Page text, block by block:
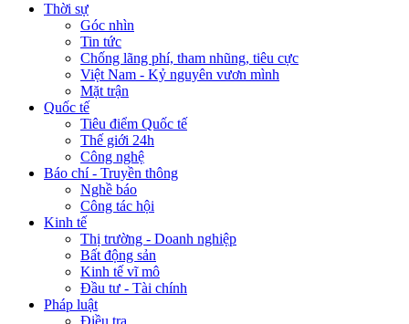
Thời sự
Góc nhìn
Tin tức
Chống lãng phí, tham nhũng, tiêu cực
Việt Nam - Kỷ nguyên vươn mình
Mặt trận
Quốc tế
Tiêu điểm Quốc tế
Thế giới 24h
Công nghệ
Báo chí - Truyền thông
Nghề báo
Công tác hội
Kinh tế
Thị trường - Doanh nghiệp
Bất động sản
Kinh tế vĩ mô
Đầu tư - Tài chính
Pháp luật